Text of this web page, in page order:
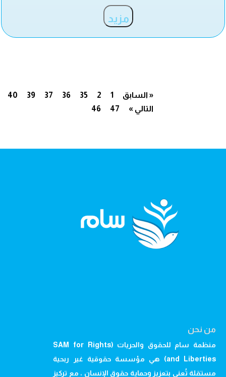
مزيد
« السابق 1
2
35
36
37
39
40
46
47 التالي »
من نحن
منظمة سام للحقوق والحريات (SAM for Rights
and Liberties) هي مؤسسة حقوقية غير ربحية
مستقلة تُعنى بتعزيز وحماية حقوق الإنسان ، مع تركيز